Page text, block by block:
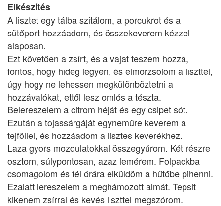
Elkészítés
A lisztet egy tálba szitálom, a porcukrot és a
sütőport hozzáadom, és összekeverem kézzel
alaposan.
Ezt követően a zsírt, és a vajat teszem hozzá,
fontos, hogy hideg legyen, és elmorzsolom a liszttel,
úgy hogy ne lehessen megkülönböztetni a
hozzávalókat, ettől lesz omlós a tészta.
Belereszelem a citrom héját és egy csipet sót.
Ezután a tojassárgáját egyneműre keverem a
tejföllel, és hozzáadom a lisztes keverékhez.
Laza gyors mozdulatokkal összegyúrom. Két részre
osztom, súlypontosan, azaz lemérem. Folpackba
csomagolom és fél órára elküldöm a hűtőbe pihenni.
Ezalatt lereszelem a meghámozott almát. Tepsit
kikenem zsírral és kevés liszttel megszórom.